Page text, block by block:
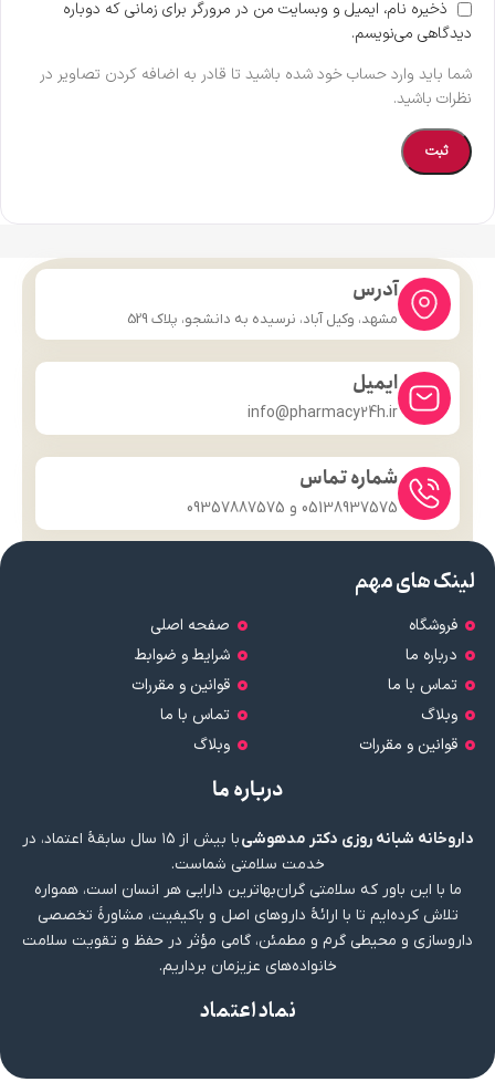
ذخیره نام، ایمیل و وبسایت من در مرورگر برای زمانی که دوباره
دیدگاهی می‌نویسم.
شما باید وارد حساب خود شده باشید تا قادر به اضافه کردن تصاویر در
نظرات باشید.
آدرس
مشهد، وکیل آباد، نرسیده به دانشجو، پلاک 529
ایمیل
info@pharmacy24h.ir
شماره تماس
05138937575 و 09357887575
لینک های مهم
فروشگاه
درباره ما
تماس با ما
وبلاگ
قوانین و مقررات
صفحه اصلی
شرایط و ضوابط
قوانین و مقررات
تماس با ما
وبلاگ
درباره ما
داروخانه شبانه روزی دکتر مدهوشی
با بیش از ۱۵ سال سابقهٔ اعتماد، در
خدمت سلامتی شماست.
ما با این باور که سلامتی گران‌بهاترین دارایی هر انسان است، همواره
تلاش کرده‌ایم تا با ارائهٔ داروهای اصل و باکیفیت، مشاورهٔ تخصصی
داروسازی و محیطی گرم و مطمئن، گامی مؤثر در حفظ و تقویت سلامت
خانواده‌های عزیزمان برداریم.
نماد اعتماد